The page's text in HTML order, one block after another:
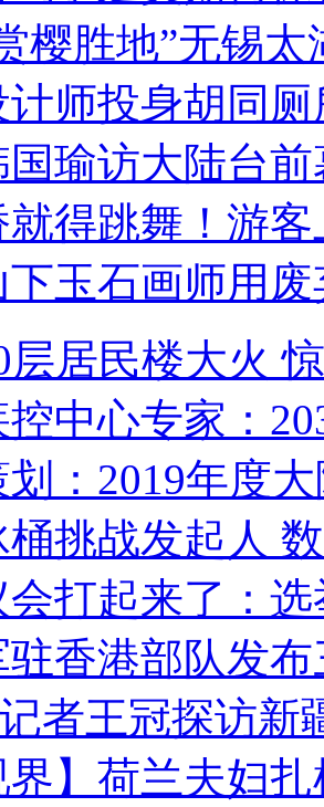
樱胜地”无锡
师投身胡同
瑜访大陆台
得跳舞！游客
玉石画师用
层居民楼大火
中心专家：
：2019年度
挑战发起人
打起来了：
香港部队发
者王冠探访新
界】荷兰夫妇